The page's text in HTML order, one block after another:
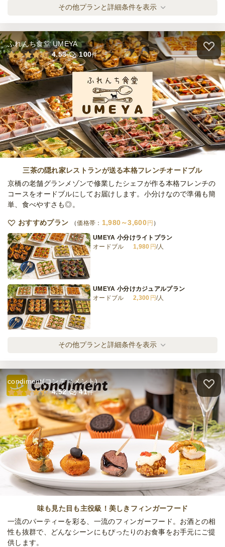
＜季節限定＞プリン～ロイヤルミルクティー
～≪～9月30日までお届け可能≫
プリン ～ティラミス～
オードブル
720円/人
プリン ～生チョコ～
オードブル
730 /人
全てのプランを見る（5件）
オードブル
締切 2日前18時
定休日 日
最低ご注文金額 15,000
その他プランと詳細条件を表示
ふれんち食堂 UMEYA
4.53
100件
三茶の隠れ家レストランが送る本格フレンチオードブル
京橋の老舗グランメゾンで修業したシェフが作る本格フレンチの
コースをオードブルにしてお届けします。小分けなので準備も簡
単、食べやすさも◎。
おすすめプラン 価格帯： 1,980～3,600 円
UMEYA 小分けライトプラン
オードブル
1,980 円/人
UMEYA 小分けカジュアルプラン
オードブル
2,300 円/人
UMEYA 小分けスタンダードプラン
オードブル
2,980円/人
UMEYA 小分けスペシャルプラン
オードブル
3,200 円/人
UMEYA 小分けプレミアプラン
オードブル
3,600円/人
全てのプランを見る（5件）
オードブル
締切 2日前18時
最低ご注文金額 15,000円
その他プランと詳細条件を表示
condiment(コンディメント)
4.52
41件
味も見た目も主役級！美しきフィンガーフード
一流のパーティーを彩る、一流のフィンガーフード。お酒との相
性も抜群で、どんなシーンにもぴったりのお食事をお手元にご提
供します。